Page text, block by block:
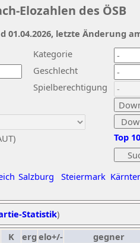
Elozahlen des ÖSB
Kategorie
Geschlecht
Spielberechtigung
Salzburg Steiermark
Top
01.04.2026, letzte Änderung
Statistik)
K erg elo+/- gegner